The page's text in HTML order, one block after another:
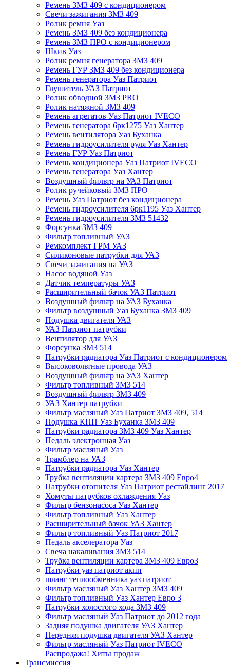
Ремень ЗМЗ 409 с кондиционером
Свечи зажигания ЗМЗ 409
Ролик ремня Уаз
Ремень ЗМЗ 409 без кондиционера
Ремень ЗМЗ ПРО с кондиционером
Шкив Уаз
Ролик ремня генератора ЗМЗ 409
Ремень ГУР ЗМЗ 409 без кондиционера
Ремень генератора Уаз Патриот
Глушитель УАЗ Патриот
Ролик обводной ЗМЗ PRO
Ролик натяжной ЗМЗ 409
Ремень агрегатов Уаз Патриот IVECO
Ремень генератора 6рк1275 Уаз Хантер
Ремень вентилятора Уаз Буханка
Ремень гидроусилителя руля Уаз Хантер
Ремень ГУР Уаз Патриот
Ремень кондиционера Уаз Патриот IVECO
Ремень генератора Уаз Хантер
Воздушный фильтр на УАЗ Патриот
Ролик ручейковый ЗМЗ ПРО
Ремень Уаз Патриот без кондиционера
Ремень гидроусилителя 6рк1195 Уаз Хантер
Ремень гидроусилителя ЗМЗ 51432
Форсунка ЗМЗ 409
Фильтр топливный УАЗ
Ремкомплект ГРМ УАЗ
Силиконовые патрубки для УАЗ
Свечи зажигания на УАЗ
Насос водяной Уаз
Датчик температуры УАЗ
Расширительный бачок УАЗ Патриот
Воздушный фильтр на УАЗ Буханка
Фильтр воздушный Уаз Буханка ЗМЗ 409
Подушка двигателя УАЗ
УАЗ Патриот патрубки
Вентилятор для УАЗ
Форсунка ЗМЗ 514
Патрубки радиатора Уаз Патриот с кондиционером
Высоковольтные провода УАЗ
Воздушный фильтр на УАЗ Хантер
Фильтр топливный ЗМЗ 514
Воздушный фильтр ЗМЗ 409
УАЗ Хантер патрубки
Фильтр масляный Уаз Патриот ЗМЗ 409, 514
Подушка КПП Уаз Буханка ЗМЗ 409
Патрубки радиатора ЗМЗ 409 Уаз Хантер
Педаль электронная Уаз
Фильтр масляный Уаз
Трамблер на УАЗ
Патрубки радиатора Уаз Хантер
Трубка вентиляции картера ЗМЗ 409 Евро4
Патрубки отопителя Уаз Патриот рестайлинг 2017
Хомуты патрубков охлаждения Уаз
Фильтр бензонасоса Уаз Хантер
Фильтр топливный Уаз Хантер
Расширительный бачок УАЗ Хантер
Фильтр топливный Уаз Патриот 2017
Педаль акселератора Уаз
Свеча накаливания ЗМЗ 514
Трубка вентиляции картера ЗМЗ 409 Евро3
Патрубки уаз патриот акпп
шланг теплообменника уаз патриот
Фильтр масляный Уаз Хантер ЗМЗ 409
Фильтр топливный Уаз Хантер Евро 3
Патрубки холостого хода ЗМЗ 409
Фильтр масляный Уаз Патриот до 2012 года
Задняя подушка двигателя УАЗ Хантер
Передняя подушка двигателя УАЗ Хантер
Фильтр масляный Уаз Патриот IVECO
Распродажа! Хиты продаж
Трансмиссия